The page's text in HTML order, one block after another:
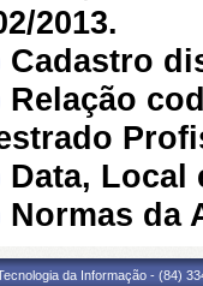
2013.
Cadastro
Relação
Data, Local
Normas da
da Informação - (84)